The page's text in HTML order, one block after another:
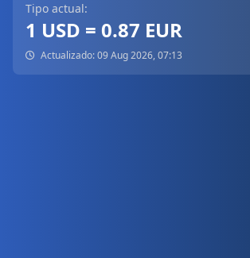
Tipo actual:
1 USD = 0.87 EUR
Actualizado: 09 Aug 2026, 07:13